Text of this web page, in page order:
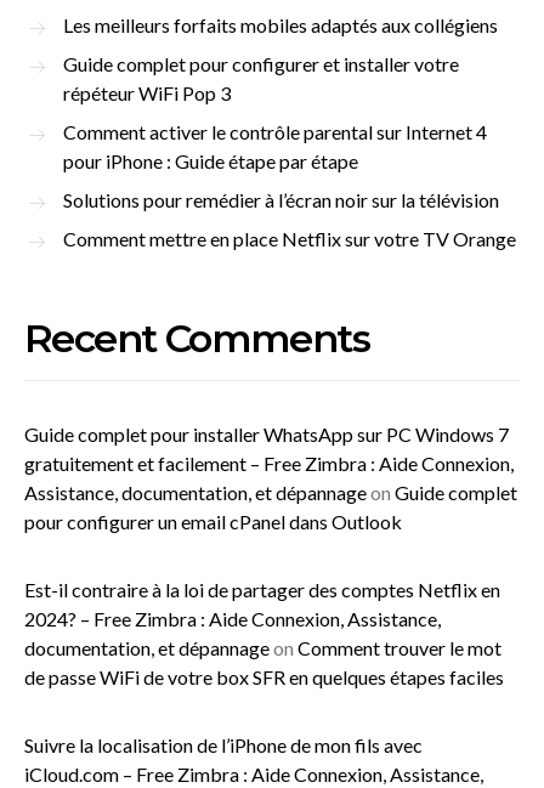
Les meilleurs forfaits mobiles adaptés aux collégiens
Guide complet pour configurer et installer votre
répéteur WiFi Pop 3
Comment activer le contrôle parental sur Internet 4
pour iPhone : Guide étape par étape
Solutions pour remédier à l’écran noir sur la télévision
Comment mettre en place Netflix sur votre TV Orange
Recent Comments
Guide complet pour installer WhatsApp sur PC Windows 7
gratuitement et facilement – Free Zimbra : Aide Connexion,
Assistance, documentation, et dépannageon Guide complet
pour configurer un email cPanel dans Outlook
Est-il contraire à la loi de partager des comptes Netflix en
2024? – Free Zimbra : Aide Connexion, Assistance,
documentation, et dépannageon Comment trouver le mot
de passe WiFi de votre box SFR en quelques étapes faciles
Suivre la localisation de l’iPhone de mon fils avec
iCloud.com – Free Zimbra : Aide Connexion, Assistance,